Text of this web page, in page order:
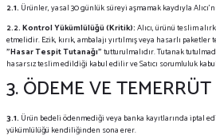
2.1. Ürünler, yasal 30 günlük süreyi aşmamak kaydıyla
2.2.Kontrol Yükümlülüğü (Kritik):Alıcı, ürünü teslim
etmelidir. Ezik, kırık, ambalajı yırtılmış veya hasarlı
"Hasar Tespit Tutanağı"tutturulmalıdır. Tutanak
hasarsız teslim edildiği kabul edilir ve Satıcı sorumluluk
3. ÖDEME VE TEMERRÜT
3.1. Ürün bedeli ödenmediği veya banka kayıtlarında iptal
yükümlülüğü kendiliğinden sona erer.